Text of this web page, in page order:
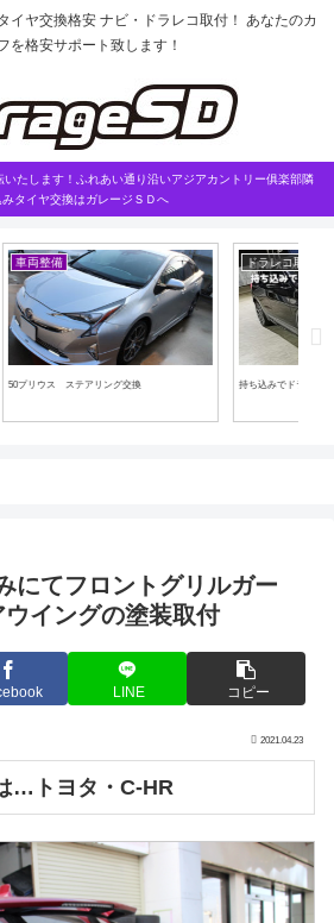
イヤ交換格安 ナビ・ドラレコ取付！ あなたのカ
を格安サポート致します！
いたします！ふれあい通り沿いアジアカントリー俱楽部隣
みタイヤ交換はガレージＳＤへ
合は…
タイヤ交換
むぅ・・・
てフロントグリルガー
イングの塗装取付
LINE コピー
2021.04.23
…トヨタ・C-HR